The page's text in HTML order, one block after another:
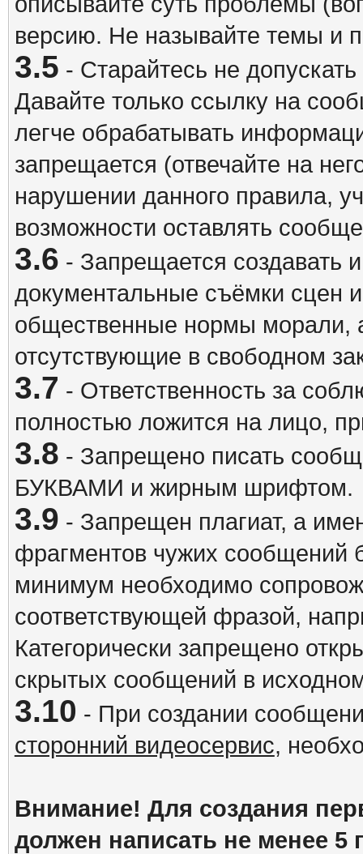
версию. Не называйте темы
3.5 - Старайтесь не
Давайте только ссылку на
легче обрабатывать
запрещается (отвечайте на
нарушении данного правила,
возможности оставлять
3.6 - Запрещается создавать
документальные съёмки сцен
общественные нормы морали,
отсутствующие в свободном
3.7 - Ответственность за
полностью ложится на лицо,
3.8 - Запрещено писать
БУКВАМИ и жирным шрифтом.
3.9 - Запрещен плагиат, а
фрагментов чужих сообщений
минимум необходимо
соответствующей фразой,
Категорически запрещено
скрытых сообщений в
3.10 - При создании
сторонний видеосервис,
Внимание! Для создания
должен написать не менее